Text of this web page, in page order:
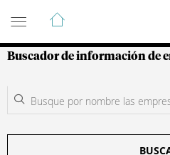
Guía de Empresas
Buscador de información de